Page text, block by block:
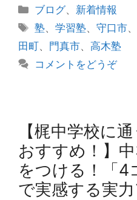
カ
テ
リ
ー
ブログ、 新着情報
タ
グ
塾、学習塾、守口市、
田町、 門真市、 高木塾
コメントをどうぞ
【梶中学校に
おすすめ！】
をつける！「4
で実感する実